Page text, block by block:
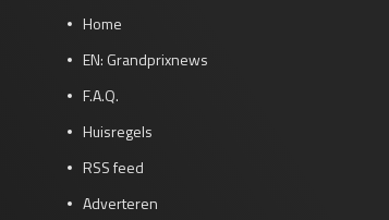
Home
EN: Grandprixnews
F.A.Q.
Huisregels
RSS feed
Adverteren